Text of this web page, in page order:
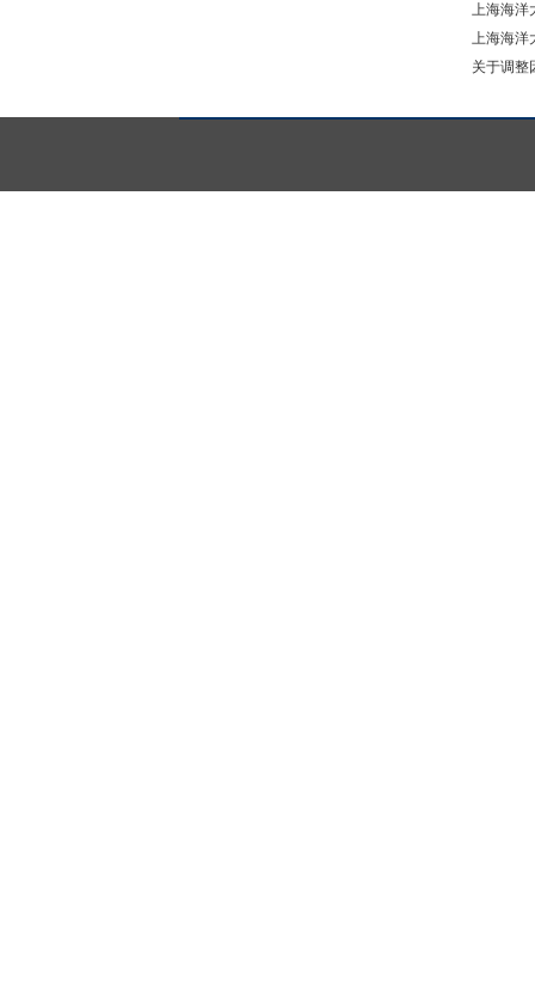
上海海洋
上海海洋
关于调整